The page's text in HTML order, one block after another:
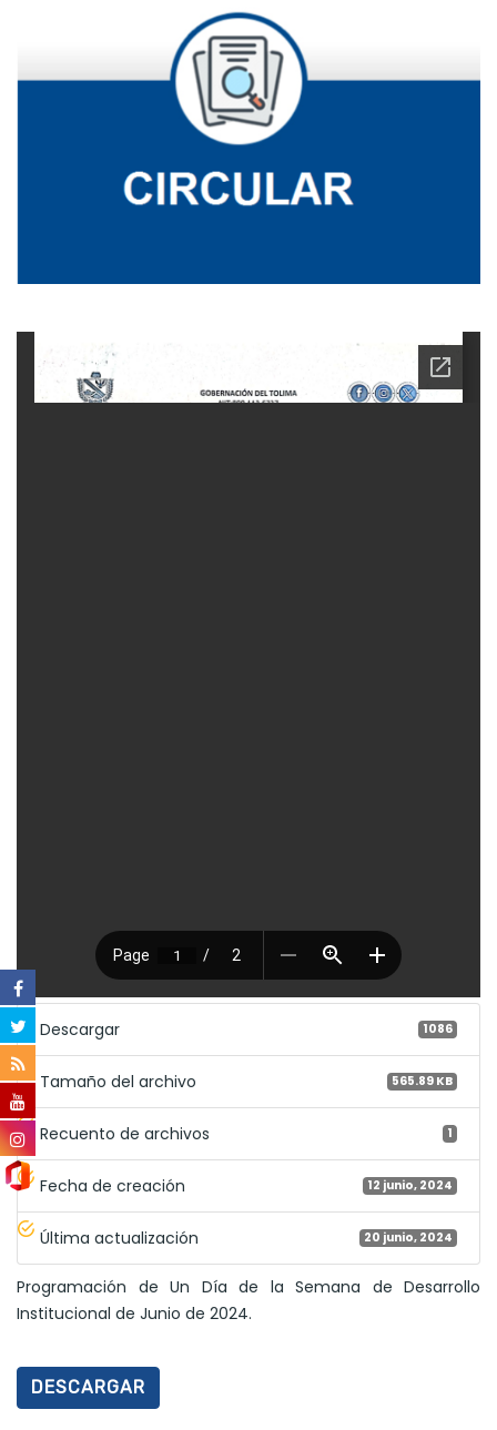
Descargar 1086
Tamaño del archivo 565.89 KB
Recuento de archivos 1
Fecha de creación 12 junio, 2024
Última actualización 20 junio, 2024
Programación de Un Día de la Semana de Desarrollo
Institucional de Junio de 2024.
DESCARGAR